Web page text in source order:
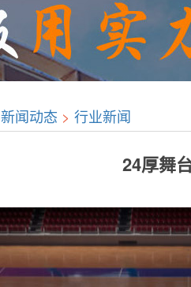
新闻动态 > 行业新闻
24厚舞